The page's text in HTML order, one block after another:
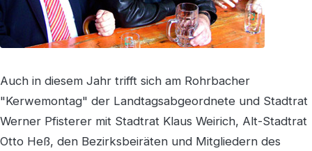
Auch in diesem Jahr trifft sich am Rohrbacher
"Kerwemontag" der Landtagsabgeordnete und Stadtrat
Werner Pfisterer mit Stadtrat Klaus Weirich, Alt-Stadtrat
Otto Heß, den Bezirksbeiräten und Mitgliedern des